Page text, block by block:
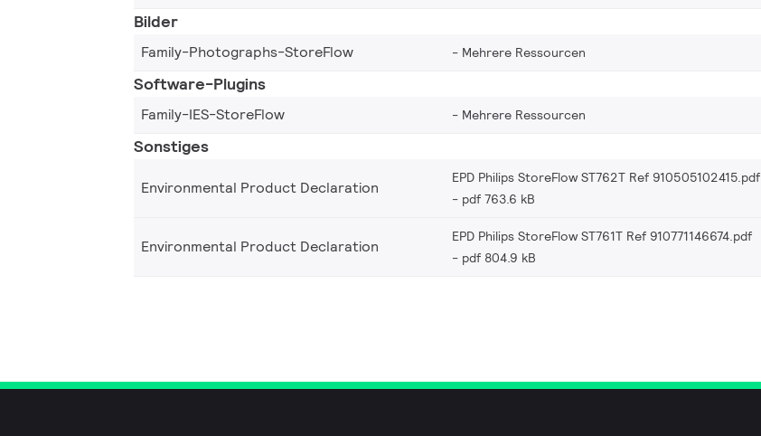
Bilder
Family-Photographs-StoreFlow Mehrere Ressourcen
Software-Plugins
Family-IES-StoreFlow Mehrere Ressourcen
Sonstiges
Environmental Product Declaration
EPD Philips StoreFlow ST762T Ref 910505102415.pdf
pdf 763.6 kB
Environmental Product Declaration
EPD Philips StoreFlow ST761T Ref 910771146674.pdf
pdf 804.9 kB